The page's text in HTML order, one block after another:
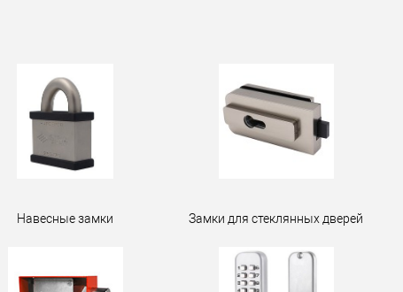
Навесные замки Замки для стеклянных дверей